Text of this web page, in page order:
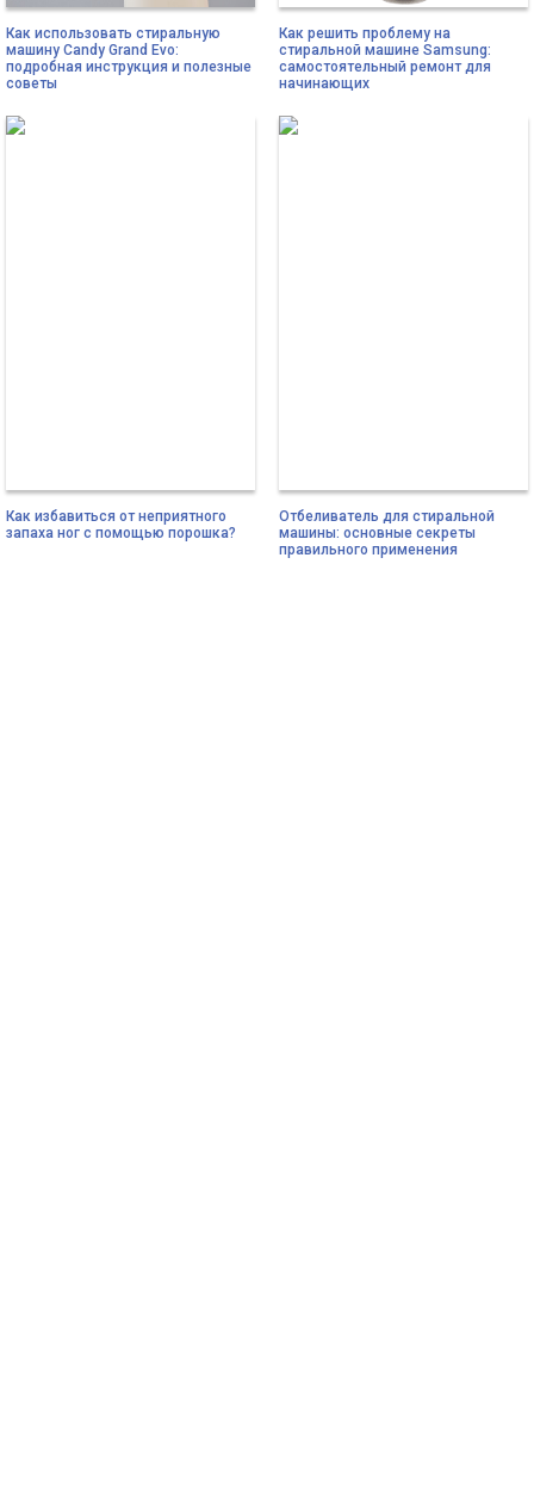
Как использовать стиральную
машину Candy Grand Evo:
подробная инструкция и полезные
советы
Как решить проблему на
стиральной машине Samsung:
самостоятельный ремонт для
начинающих
Как избавиться от неприятного
запаха ног с помощью порошка?
Отбеливатель для стиральной
машины: основные секреты
правильного применения